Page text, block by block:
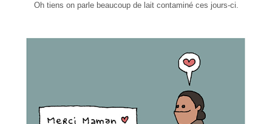
Oh tiens on parle beaucoup de lait contaminé ces jours-ci.